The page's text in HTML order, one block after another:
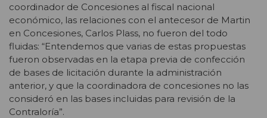
coordinador de Concesiones al fiscal nacional
económico, las relaciones con el antecesor de Martin
en Concesiones, Carlos Plass, no fueron del todo
fluidas: “Entendemos que varias de estas propuestas
fueron observadas en la etapa previa de confección
de bases de licitación durante la administración
anterior, y que la coordinadora de concesiones no las
consideró en las bases incluidas para revisión de la
Contraloría”.